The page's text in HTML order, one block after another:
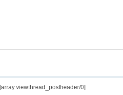
[array viewthread_postheader/0]